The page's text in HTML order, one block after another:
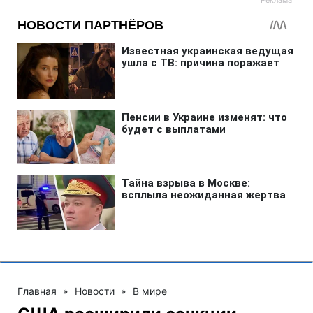
Главная » Новости » В мире